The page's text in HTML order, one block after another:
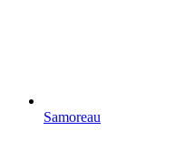
Samoreau